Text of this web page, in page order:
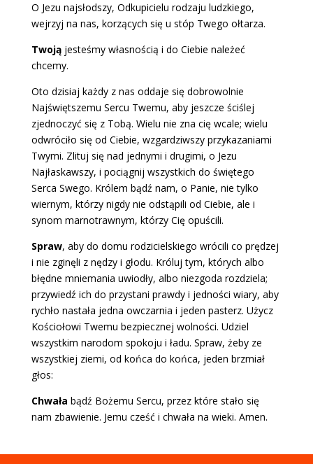
O Jezu najsłodszy, Odkupicielu rodzaju ludzkiego,
wejrzyj na nas, korzących się u stóp Twego ołtarza.
Twojąjesteśmy własnością i do Ciebie należeć
chcemy.
Oto dzisiaj każdy z nas oddaje się dobrowolnie
Najświętszemu Sercu Twemu, aby jeszcze ściślej
zjednoczyć się z Tobą. Wielu nie zna cię wcale; wielu
odwróciło się od Ciebie, wzgardziwszy przykazaniami
Twymi. Zlituj się nad jednymi i drugimi, o Jezu
Najłaskawszy, i pociągnij wszystkich do świętego
Serca Swego. Królem bądź nam, o Panie, nie tylko
wiernym, którzy nigdy nie odstąpili od Ciebie, ale i
synom marnotrawnym, którzy Cię opuścili.
Spraw, aby do domu rodzicielskiego wrócili co prędzej
i nie zginęli z nędzy i głodu. Króluj tym, których albo
błędne mniemania uwiodły, albo niezgoda rozdziela;
przywiedź ich do przystani prawdy i jedności wiary, aby
rychło nastała jedna owczarnia i jeden pasterz. Użycz
Kościołowi Twemu bezpiecznej wolności. Udziel
wszystkim narodom spokoju i ładu. Spraw, żeby ze
wszystkiej ziemi, od końca do końca, jeden brzmiał
głos:
Chwała bądź Bożemu Sercu, przez które stało się
nam zbawienie. Jemu cześć i chwała na wieki. Amen.